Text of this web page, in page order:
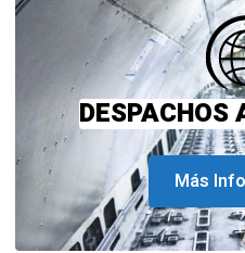
DESPACHOS
Más